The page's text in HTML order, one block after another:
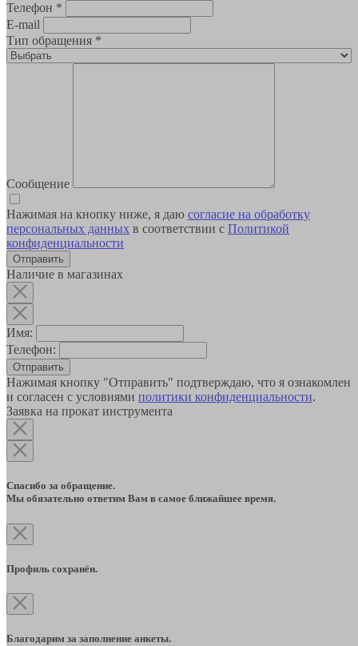
Телефон *
E-mail
Тип обращения *
Сообщение
Нажимая на кнопку ниже, я даю согласие на обработку
персональных данных в соответствии с Политикой
конфиденциальности
Наличие в магазинах
Имя:
Телефон:
Отправить
Нажимая кнопку "Отправить" подтверждаю, что я ознакомлен
и согласен с условиями политики конфиденциальности.
Заявка на прокат инструмента
Спасибо за обращение.
Мы обязательно ответим Вам в самое ближайшее время.
Профиль сохранён.
Благодарим за заполнение анкеты.